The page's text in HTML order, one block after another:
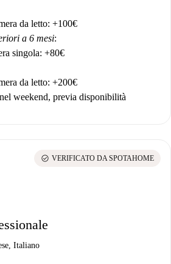
da letto: +100€
a 6 mesi:
singola: +80€
da letto: +200€
weekend, previa disponibilità
Italiano
check_circle VERIFICATO DA SPOTAHOME